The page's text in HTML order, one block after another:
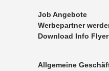
Job Angebote
Werbepartner
Download Info Flyer
Allgemeine